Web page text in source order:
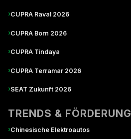
›CUPRA Raval 2026
›CUPRA Born 2026
›CUPRA Tindaya
›CUPRA Terramar 2026
›SEAT Zukunft 2026
TRENDS & FÖRDERUNG
›Chinesische Elektroautos